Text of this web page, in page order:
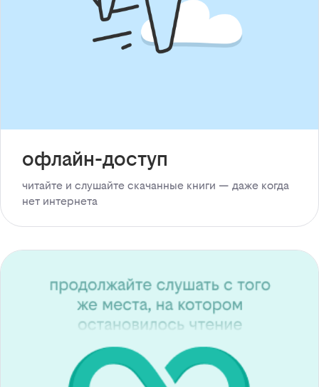
офлайн-доступ
читайте и слушайте скачанные книги — даже когда
нет интернета